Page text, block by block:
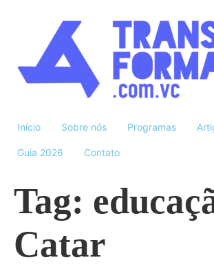
Início Sobre nós Programas
Guia 2026 Contato
Tag:
Catar